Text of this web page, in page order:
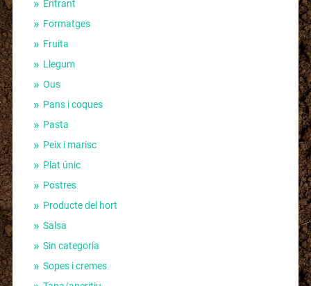
Entrant
Formatges
Fruita
Llegum
Ous
Pans i coques
Pasta
Peix i marisc
Plat únic
Postres
Producte del hort
Salsa
Sin categoría
Sopes i cremes